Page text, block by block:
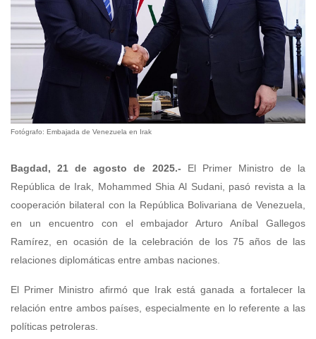
Fotógrafo: Embajada de Venezuela en Irak
Bagdad, 21 de agosto de 2025.- El Primer Ministro de la
República de Irak, Mohammed Shia Al Sudani, pasó revista a la
cooperación bilateral con la República Bolivariana de Venezuela,
en un encuentro con el embajador Arturo Aníbal Gallegos
Ramírez, en ocasión de la celebración de los 75 años de las
relaciones diplomáticas entre ambas naciones.
El Primer Ministro afirmó que Irak está ganada a fortalecer la
relación entre ambos países, especialmente en lo referente a las
políticas petroleras.